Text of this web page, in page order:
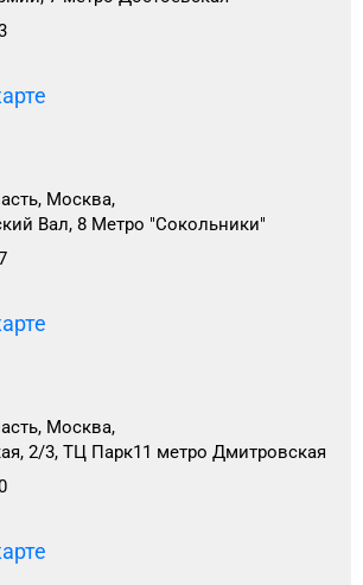
Москва,
Вал, 8 Метро "Сокольники"
Москва,
2/3, ТЦ Парк11 метро Дмитровская